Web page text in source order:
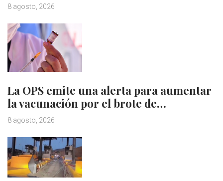
8 agosto, 2026
La OPS emite una alerta para aumentar
la vacunación por el brote de…
8 agosto, 2026